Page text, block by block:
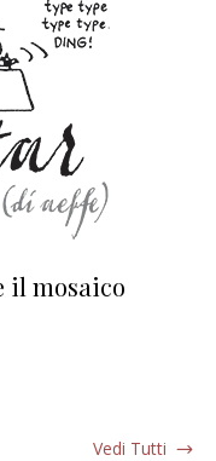
il mosaico
Vedi Tutti